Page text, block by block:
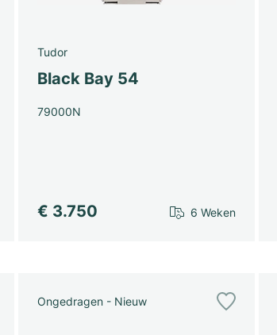
Tudor
Black Bay 54
79000N
€ 3.750 6 Weken
Ongedragen - Nieuw